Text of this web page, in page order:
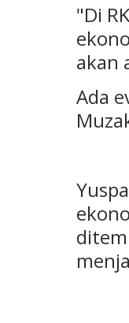
"Di
akan
Ada